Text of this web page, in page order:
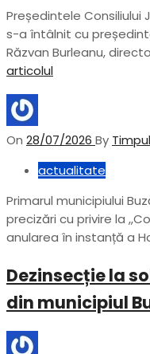
Președintele Consiliului
s-a întâlnit cu
Răzvan Burleanu,
articolul
On 28/07/2026 By
actualitate
Primarul municipiului
precizări cu privire la
anularea în instanță a
Dezinsecție la
din municipiul